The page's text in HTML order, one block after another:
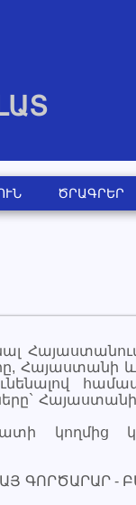
ԾՐԱԳՐԵՐ
Հայաստանի
կողմից
ԳՈՐԾԱՐԱՐ -